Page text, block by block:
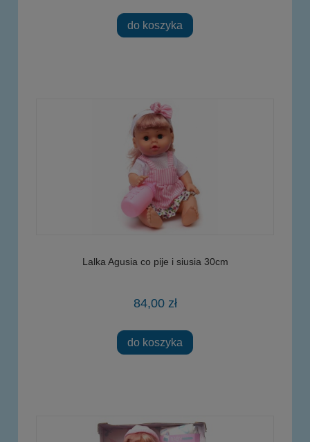
do koszyka
Lalka Agusia co pije i siusia 30cm
84,00 zł
do koszyka